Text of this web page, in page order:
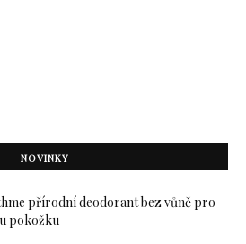
NOVINKY
přírodní deodorant bez vůně pro
pokožku